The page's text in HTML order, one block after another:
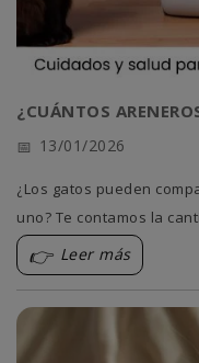
¿CUÁNTOS
13/01/2026
¿Los gatos pueden
uno? Te contamos la
casa.
Leer más